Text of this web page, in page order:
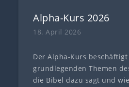
Alpha-Kurs 2026
18. April 2026
Der Alpha-Kurs
grundlegenden Themen
die Bibel dazu sagt und